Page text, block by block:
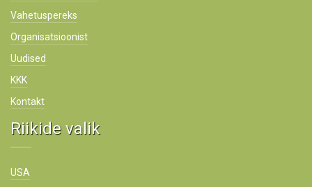
Vahetuspereks
Organisatsioonist
Uudised
KKK
Kontakt
Riikide valik
USA